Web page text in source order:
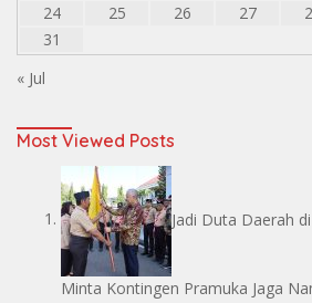
24
25 26 27
31
« Jul
Most Viewed Posts
Jadi Duta Daerah
Minta Kontingen Pramuka Jaga